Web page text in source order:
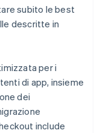
subito le best
descritte in
per i
di app, insieme
dei
include